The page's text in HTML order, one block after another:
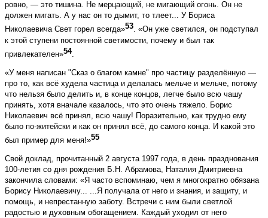
ровно, — это тишина. Не мерцающий, не мигающий огонь. Он не
должен мигать. А у нас он то дымит, то тлеет... У Бориса
Николаевича Свет горел всегда»53. «Он уже светился, он подступал
к этой ступени постоянной светимости, почему и был так
привлекателен»54.
«У меня написан "Сказ о благом камне" про частицу разделённую —
про то, как всё худела частица и делалась мельче и мельче, потому
что нельзя было делить и, в конце концов, легче было всю чашу
принять, хотя вначале казалось, что это очень тяжело. Борис
Николаевич всё принял, всю чашу! Поразительно, как трудно ему
было по-житейски и как он принял всё, до самого конца. И какой это
был пример для меня!»55
Свой доклад, прочитанный 2 августа 1997 года, в день празднования
100-летия со дня рождения Б.Н. Абрамова, Наталия Дмитриевна
закончила словами: «Я часто вспоминаю, чем я многократно обязана
Борису Николаевичу... ...Я получала от него и знания, и защиту, и
помощь, и непрестанную заботу. Встречи с ним были светлой
радостью и духовным обогащением. Каждый уходил от него